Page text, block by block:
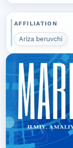
AFFILIATION
Ariza beruvchi